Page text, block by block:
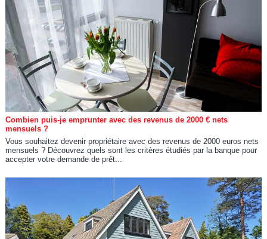
Combien puis-je emprunter avec des revenus de 2000 € nets
mensuels ?
Vous souhaitez devenir propriétaire avec des revenus de 2000 euros nets
mensuels ? Découvrez quels sont les critères étudiés par la banque pour
accepter votre demande de prêt...